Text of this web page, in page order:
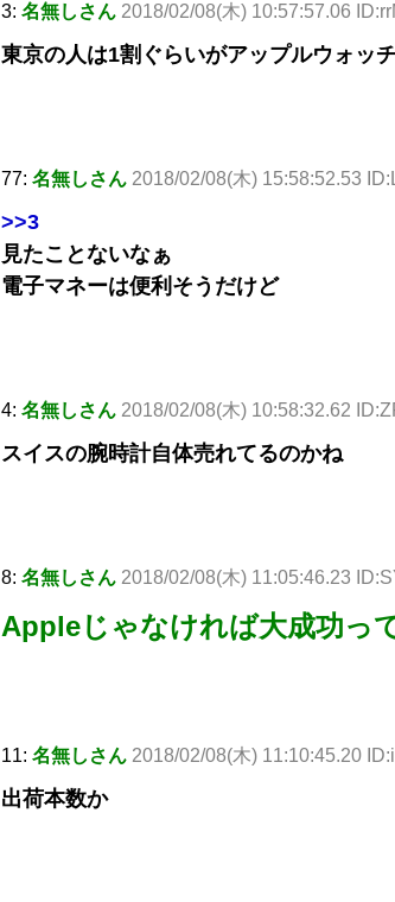
3: 名無しさん 2018/02/08(木) 10:57:57.06
東京の人は1割ぐらいがアップルウォッチ
77: 名無しさん 2018/02/08(木) 15:58:52.53
>>3
見たことないなぁ
電子マネーは便利そうだけど
4: 名無しさん 2018/02/08(木) 10:58:32.62
スイスの腕時計自体売れてるのかね
8: 名無しさん 2018/02/08(木) 11:05:46.23
Appleじゃなければ大成功っ
11: 名無しさん 2018/02/08(木) 11:10:45.20
出荷本数か